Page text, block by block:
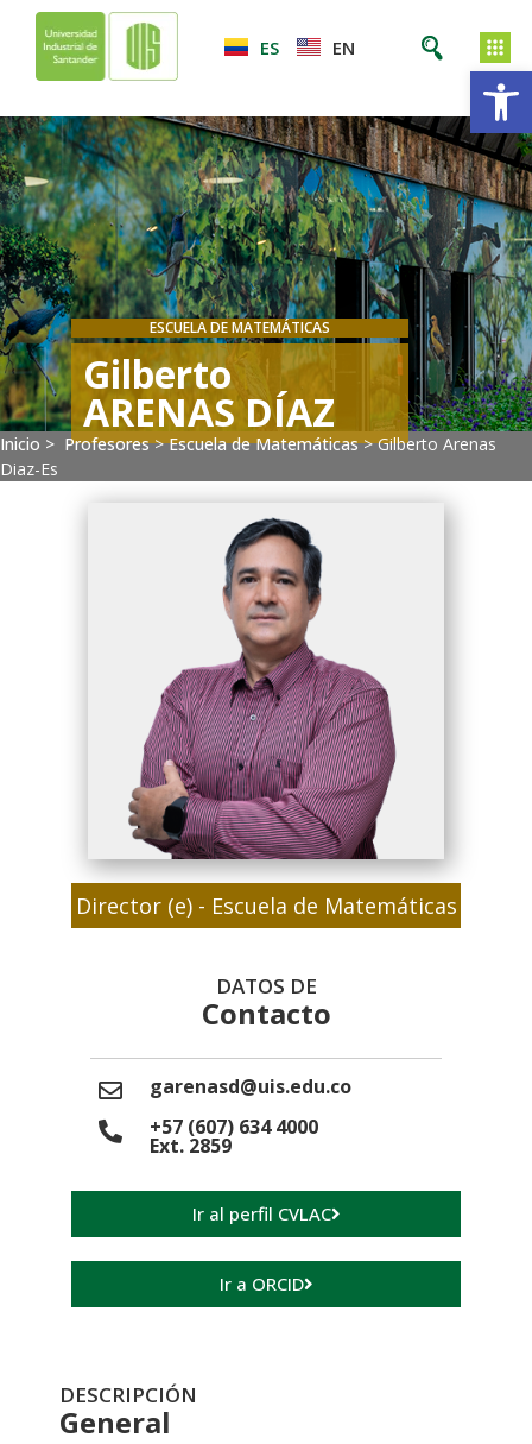
ES EN
Inicio > Profesores>Escuela de Matemáticas>Gilberto Arenas
Diaz-Es
ESCUELA DE MATEMÁTICAS
Gilberto
ARENAS DÍAZ
Director (e) - Escuela de Matemáticas
DATOS DE
Contacto
garenasd@uis.edu.co
+57 (607) 634 4000
Ext. 2859
Ir al perfil CVLAC
Ir a ORCID
DESCRIPCIÓN
General